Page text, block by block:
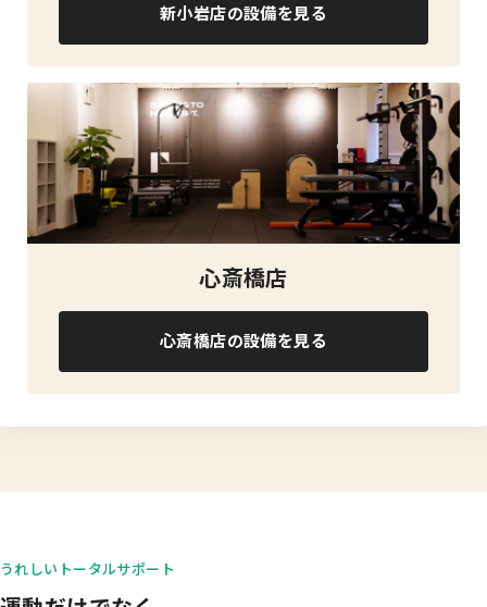
新小岩店の設備を見る
心斎橋店
心斎橋店の設備を見る
うれしいトータルサポート